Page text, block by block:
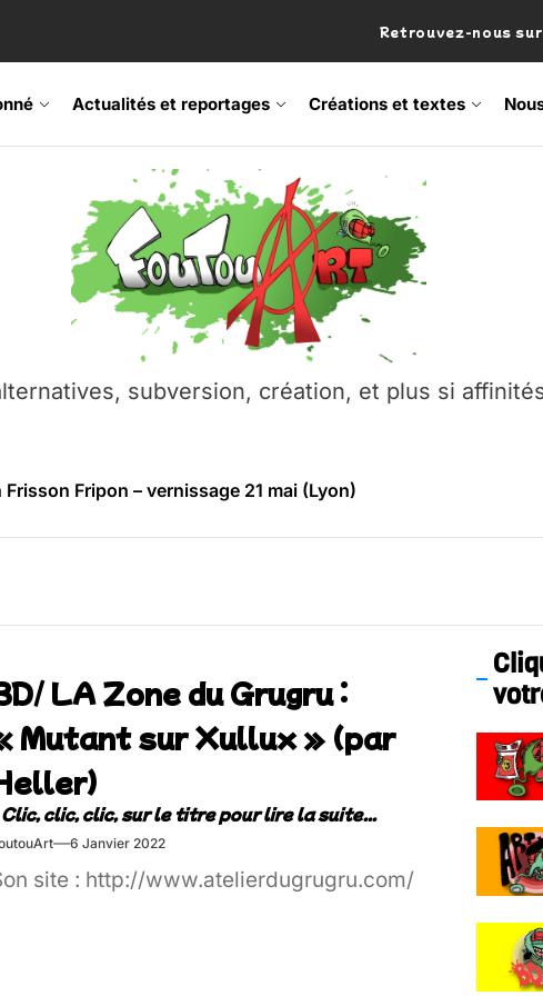
Retrouvez-nous
Actualités et reportages Créations et textes
subversion, création, et plus si
Frisson Fripon – vernissage 21 mai (Lyon)
Festival – Samedi 18 juillet (Vaulx-en-Velin)
– Ŝtono, un livre réalisé par Michaël Moretti & Pierre Lacôte
contre l’A412 à l’Établi (Haute-Savoie)
Fripon – vernissage 21 mai (Lyon)
Festival – Samedi 18 juillet (Vaulx-en-Velin)
LA Zone du Grugru :
Mutant sur Xullux » (par
6 Janvier 2022
site : http://www.atelierdugrugru.com/